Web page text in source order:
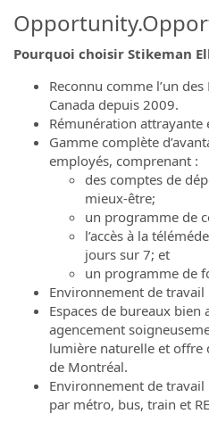
Pourquoi choisir Stikeman
Reconnu comme l’un
Canada depuis 2009.
Rémunération attrayante
Gamme complète
employés, comprenant :
des comptes de
mieux-être;
un programme de
l’accès à la
jours sur 7; et
un programme de
Environnement de
Espaces de bureaux bien
agencement
lumière naturelle et offre
de Montréal.
Environnement de
par métro, bus, train et